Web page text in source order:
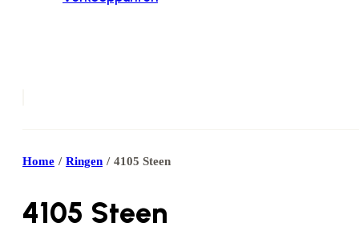
Home / Ringen / 4105 Steen
4105 Steen